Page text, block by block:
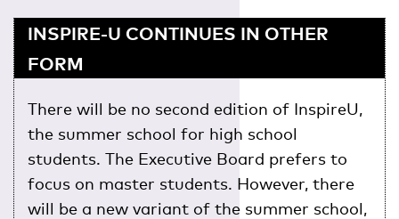
INSPIRE-U CONTINUES IN OTHER
FORM
There will be no second edition of InspireU,
the summer school for high school
students. The Executive Board prefers to
focus on master students. However, there
will be a new variant of the summer school,